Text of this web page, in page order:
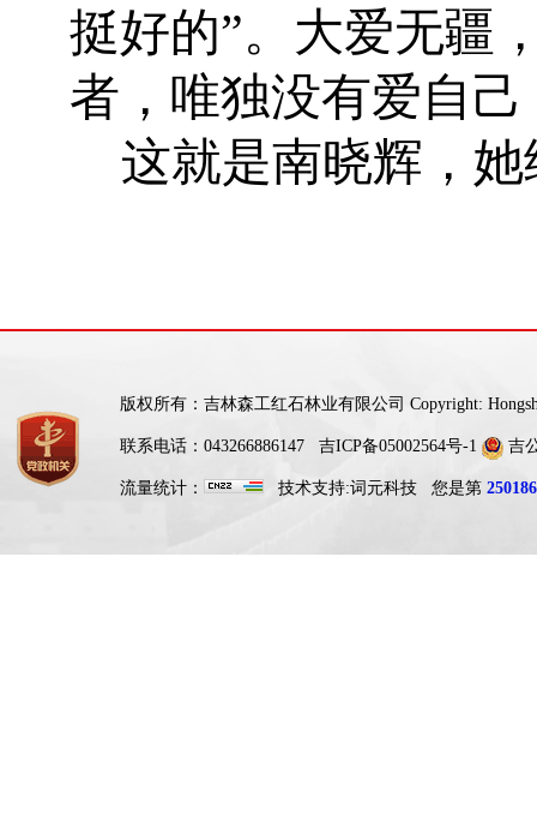
挺好的”。大爱无疆
者，唯独没有爱自己
这就是南晓辉，
版权所有：吉林森工红石林业有限公司 Copyright:
联系电话：043266886147 吉ICP备05002564号-1 吉
流量统计： 技术支持:词元科技 您是第